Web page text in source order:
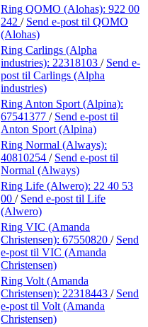
Ring QOMO (Alohas): 922 00
242 / Send e-post til QOMO
(Alohas)
Ring Carlings (Alpha
industries): 22318103 / Send e-
post til Carlings (Alpha
industries)
Ring Anton Sport (Alpina):
67541377 / Send e-post til
Anton Sport (Alpina)
Ring Normal (Always):
40810254 / Send e-post til
Normal (Always)
Ring Life (Alwero): 22 40 53
00 / Send e-post til Life
(Alwero)
Ring VIC (Amanda
Christensen): 67550820 / Send
e-post til VIC (Amanda
Christensen)
Ring Volt (Amanda
Christensen): 22318443 / Send
e-post til Volt (Amanda
Christensen)